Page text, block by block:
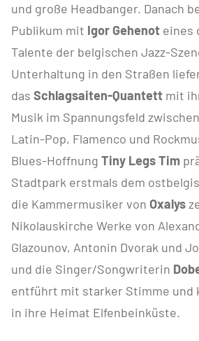
und große Headbanger. Danach
Publikum mit Igor Gehenot eines
Talente der belgischen Jazz-
Unterhaltung in den Straßen
das Schlagsaiten-Quantett mit
Musik im Spannungsfeld
Latin-Pop, Flamenco und
Blues-Hoffnung Tiny Legs Tim
Stadtpark erstmals dem
die Kammermusiker von Oxalys
Nikolauskirche Werke von
Glazounov, Antonin Dvorak und
und die Singer/Songwriterin
entführt mit starker Stimme und
in ihre Heimat Elfenbeinküste.